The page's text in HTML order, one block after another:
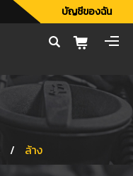
บัญชีของฉัน
/ ล้าง